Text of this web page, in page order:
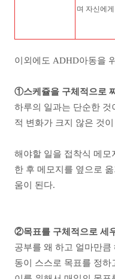
며 자신에
이외에도 ADHD아동을
①스케쥴을 구체적으로
하루의 일과는 단순한 것
적 변화가 크지 않은 것
해야할 일을 접착식 메모
한 후 메모지를 옆으로
움이 된다.
②목표를 구체적으로 세
공부를 왜 하고 얼마만
동이 스스로 목표를 정